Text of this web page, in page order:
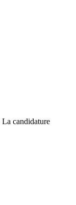
La candidature